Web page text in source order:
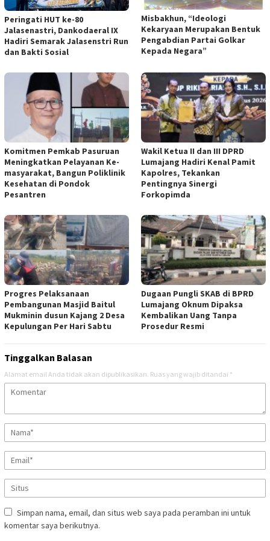
Peringati HUT ke-80
Jalasenastri, Dankodaeral IX
Hadiri Semarak Jalasenstri Run
dan Bakti Sosial
Misbakhun, “Ideologi
Kekaryaan Merupakan Bentuk
Pengabdian Partai Golkar
Kepada Negara”
Komitmen Pemkab Pasuruan
Meningkatkan Pelayanan Ke-
masyarakat, Bangun Poliklinik
Kesehatan di Pondok
Pesantren
Wakil Ketua II dan III DPRD
Lumajang Hadiri Kenal Pamit
Kapolres, Tekankan
Pentingnya Sinergi
Forkopimda
Progres Pelaksanaan
Pembangunan Masjid Baitul
Mukminin dusun Kajang 2 Desa
Kepulungan Per Hari Sabtu
Dugaan Pungli SKAB di BPRD
Lumajang Oknum Dipaksa
Kembalikan Uang Tanpa
Prosedur Resmi
Tinggalkan Balasan
Alamat email Anda tidak akan dipublikasikan. Ruas yang wajib ditandai *
Simpan nama, email, dan situs web saya pada peramban ini untuk
komentar saya berikutnya.